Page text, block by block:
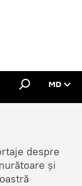
MD
despre
și